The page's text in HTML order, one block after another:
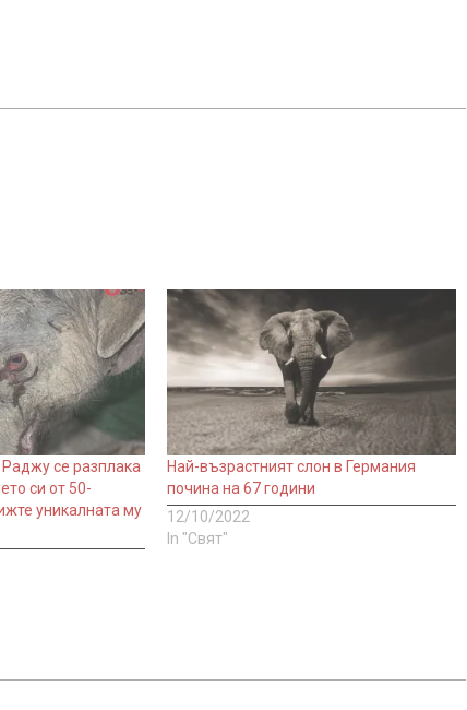
се разплака
си от 50-
уникалната му
Най-възрастният слон в Германия
почина на 67 години
12/10/2022
In "Свят"